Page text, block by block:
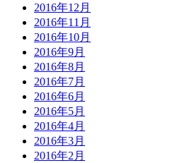
2016年12月
2016年11月
2016年10月
2016年9月
2016年8月
2016年7月
2016年6月
2016年5月
2016年4月
2016年3月
2016年2月